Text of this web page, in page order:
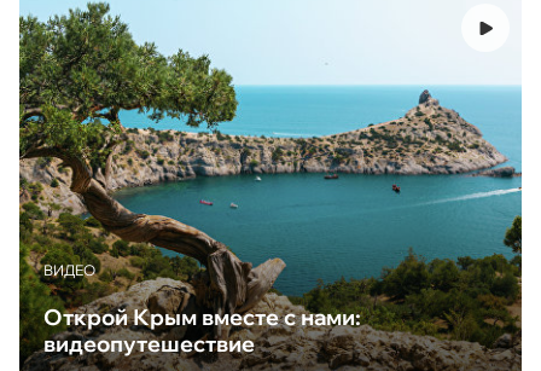
ВИДЕО
Открой Крым вместе с нами:
видеопутешествие